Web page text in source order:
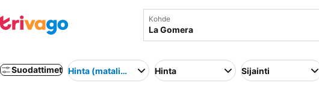
Kohde
Suodattimet Hinta (matalimmasta korkeimpaan)
Hinta Sijainti